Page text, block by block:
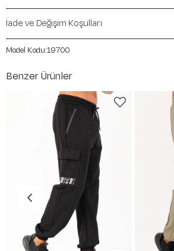
İade ve Değişim Koşulları
19700
Benzer Ürünler